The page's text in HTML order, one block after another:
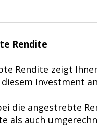
Rendite
Rendite zeigt
Investment
die angestrebte
als auch